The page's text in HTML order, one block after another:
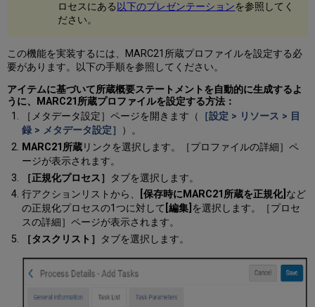
ロセスにある 以下のプレゼンテーションを参照してく
ださい。
この機能を実装するには、MARC21所蔵プロファイルを設定する必
要があります。以下の手順を参照してください。
アイテムに基づいて所蔵概要ステートメントを自動的に生成するよ
うに、MARC21所蔵プロファイルを設定する方法：
［メタデータ設定］ページを開きます（ ［設定 > リソース > 目
録 > メタデータ設定］
）。
MARC21所蔵リンクを選択します。［プロファイルの詳細］ペ
ージが表示されます。
［正規化プロセス］
タブを選択します。
行アクションリストから、
[保存時にMARC21所蔵を正規化] など
の正規化プロセスの1つに対して [編集] を選択します。［プロセ
スの詳細］ページが表示されます。
［タスクリスト］
タブを選択します。